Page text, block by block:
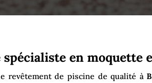
en moquette
revêtement de piscine de qualité à